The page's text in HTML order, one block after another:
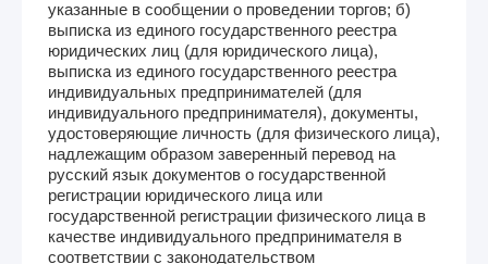
указанные в сообщении о проведении торгов; б)
выписка из единого государственного реестра
юридических лиц (для юридического лица),
выписка из единого государственного реестра
индивидуальных предпринимателей (для
индивидуального предпринимателя), документы,
удостоверяющие личность (для физического лица),
надлежащим образом заверенный перевод на
русский язык документов о государственной
регистрации юридического лица или
государственной регистрации физического лица в
качестве индивидуального предпринимателя в
соответствии с законодательством